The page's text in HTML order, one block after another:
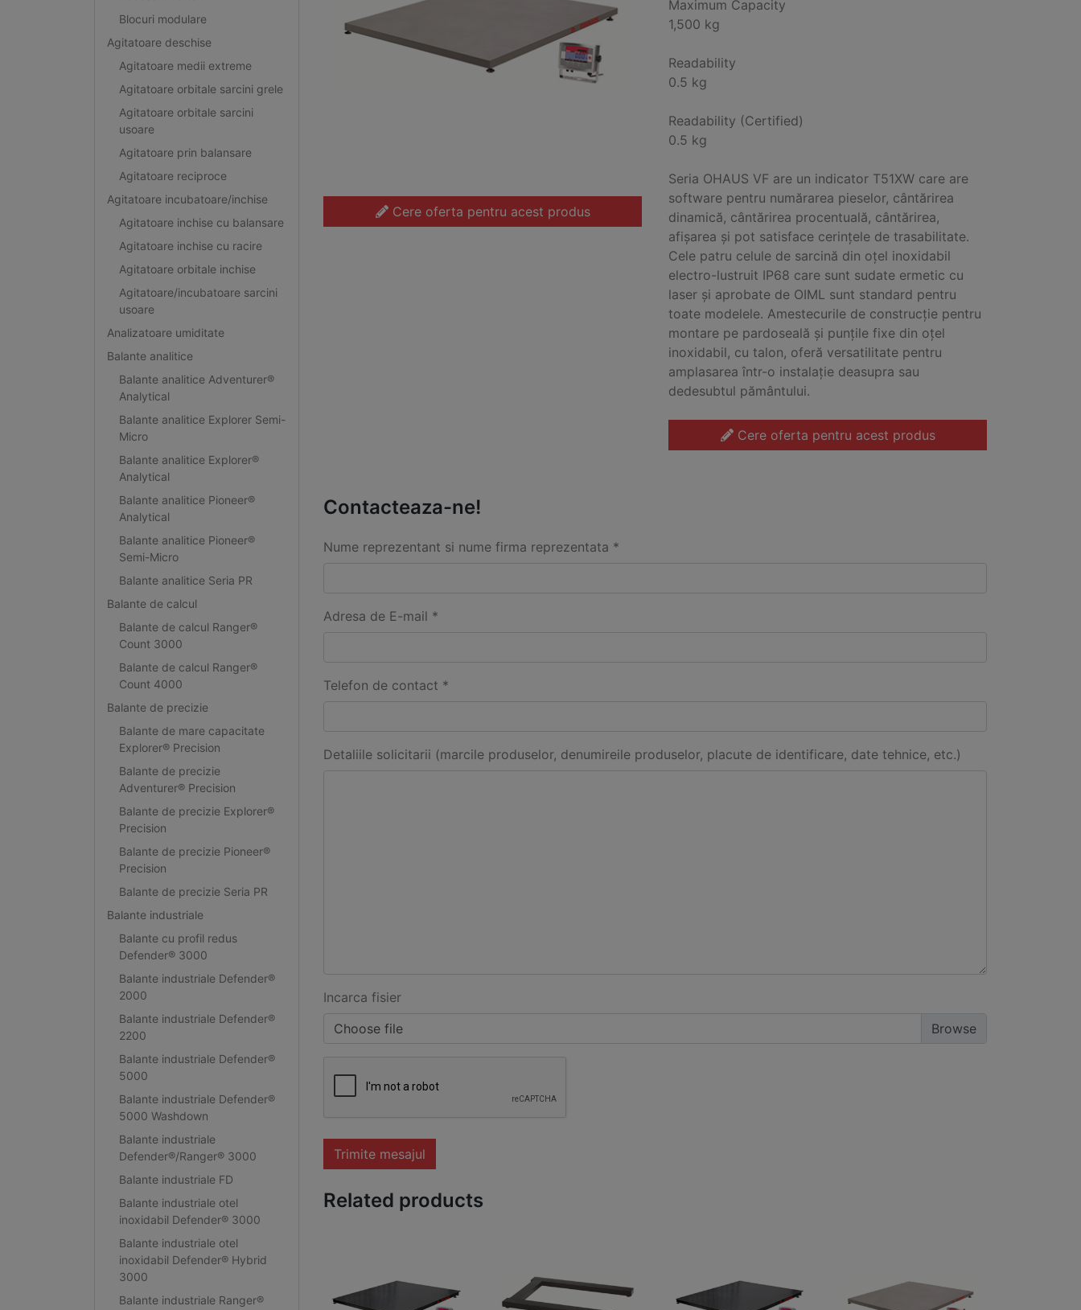
Blocuri modulare
Agitatoare deschise
Agitatoare medii extreme
Agitatoare orbitale sarcini grele
Agitatoare orbitale sarcini
usoare
Agitatoare prin balansare
Agitatoare reciproce
Agitatoare incubatoare/inchise
Agitatoare inchise cu balansare
Agitatoare inchise cu racire
Agitatoare orbitale inchise
Agitatoare/incubatoare sarcini
usoare
Analizatoare umiditate
Balante analitice
Balante analitice Adventurer®
Analytical
Balante analitice Explorer Semi-
Micro
Balante analitice Explorer®
Analytical
Balante analitice Pioneer®
Analytical
Balante analitice Pioneer®
Semi-Micro
Balante analitice Seria PR
Balante de calcul
Balante de calcul Ranger®
Count 3000
Balante de calcul Ranger®
Count 4000
Balante de precizie
Balante de mare capacitate
Explorer® Precision
Balante de precizie
Adventurer® Precision
Balante de precizie Explorer®
Precision
Balante de precizie Pioneer®
Precision
Balante de precizie Seria PR
Balante industriale
Balante cu profil redus
Defender® 3000
Balante industriale Defender®
2000
Balante industriale Defender®
2200
Balante industriale Defender®
5000
Balante industriale Defender®
5000 Washdown
Balante industriale
Defender®/Ranger® 3000
Balante industriale FD
Balante industriale otel
inoxidabil Defender® 3000
Balante industriale otel
inoxidabil Defender® Hybrid
3000
Balante industriale Ranger®
Cere oferta pentru acest produs
Maximum Capacity
1,500 kg
Readability
0.5 kg
Readability (Certified)
0.5 kg
Seria OHAUS VF are un indicator T51XW care are
software pentru numărarea pieselor, cântărirea
dinamică, cântărirea procentuală, cântărirea,
afișarea și pot satisface cerințele de trasabilitate.
Cele patru celule de sarcină din oțel inoxidabil
electro-lustruit IP68 care sunt sudate ermetic cu
laser și aprobate de OIML sunt standard pentru
toate modelele. Amestecurile de construcție pentru
montare pe pardoseală și punțile fixe din oțel
inoxidabil, cu talon, oferă versatilitate pentru
amplasarea într-o instalație deasupra sau
dedesubtul pământului.
Cere oferta pentru acest produs
Contacteaza-ne!
Nume reprezentant si nume firma reprezentata *
Adresa de E-mail *
Telefon de contact *
Detaliile solicitarii (marcile produselor, denumireile produselor, placute de identificare, date tehnice, etc.)
Incarca fisier
Choose file
Trimite mesajul
Related products